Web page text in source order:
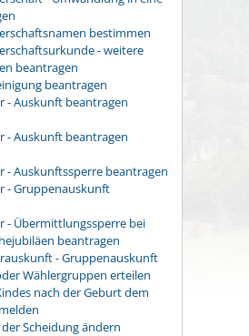
bestimmen
- weitere
beantragen
beantragen
- Auskunft beantragen
- Auskunft beantragen
- Auskunftssperre beantragen
- Gruppenauskunft
- Übermittlungssperre bei
beantragen
- Gruppenauskunft
Wählergruppen erteilen
nach der Geburt dem
Scheidung ändern